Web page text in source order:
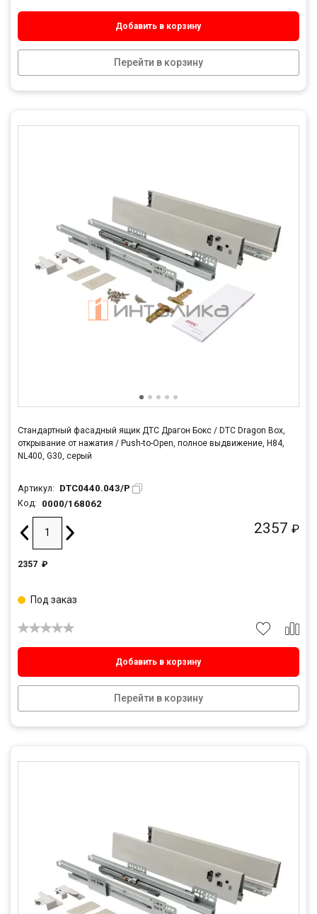
Добавить в корзину
Перейти в корзину
Стандартный фасадный ящик ДТС Драгон Бокс / DTC Dragon Box,
открывание от нажатия / Push-to-Open, полное выдвижение, H84,
NL400, G30, серый
Артикул: DTC0440.043/P
Код: 0000/168062
2357 ₽
2357 ₽
Добавить в корзину
Перейти в корзину
Под заказ